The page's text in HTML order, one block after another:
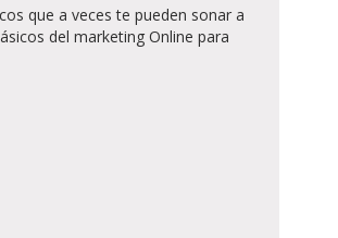
que a veces te pueden sonar a
del marketing Online para